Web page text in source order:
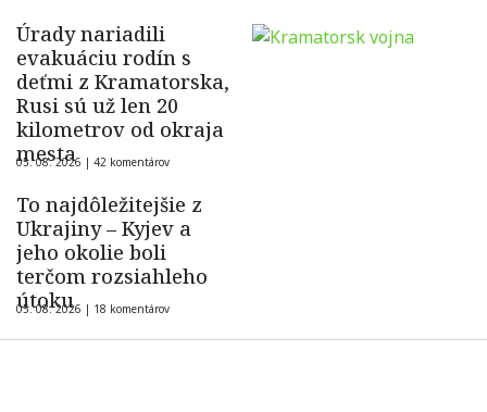
Úrady nariadili
evakuáciu rodín s
deťmi z Kramatorska,
Rusi sú už len 20
kilometrov od okraja
mesta
05. 08. 2026 | 42 komentárov
To najdôležitejšie z
Ukrajiny – Kyjev a
jeho okolie boli
terčom rozsiahleho
útoku
05. 08. 2026 | 18 komentárov